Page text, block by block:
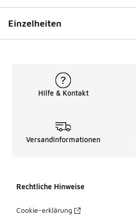
Einzelheiten
Hilfe & Kontakt
Versandinformationen
Rechtliche Hinweise
Cookie-erklärung